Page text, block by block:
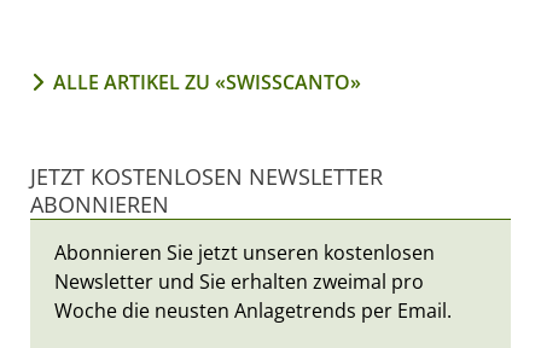
ALLE ARTIKEL ZU «SWISSCANTO»
JETZT KOSTENLOSEN NEWSLETTER
ABONNIEREN
Abonnieren Sie jetzt unseren kostenlosen
Newsletter und Sie erhalten zweimal pro
Woche die neusten Anlagetrends per Email.